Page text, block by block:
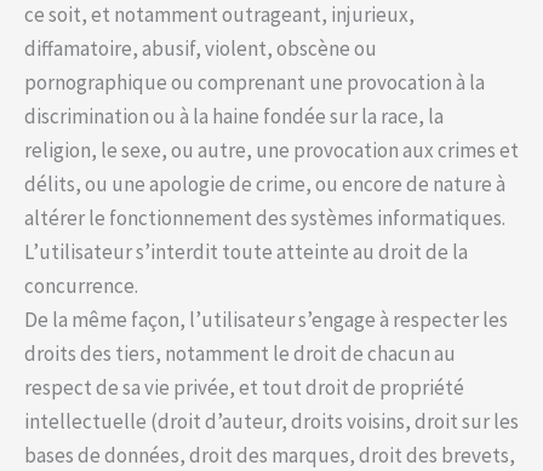
ce soit, et notamment outrageant, injurieux,
diffamatoire, abusif, violent, obscène ou
pornographique ou comprenant une provocation à la
discrimination ou à la haine fondée sur la race, la
religion, le sexe, ou autre, une provocation aux crimes et
délits, ou une apologie de crime, ou encore de nature à
altérer le fonctionnement des systèmes informatiques.
L’utilisateur s’interdit toute atteinte au droit de la
concurrence.
De la même façon, l’utilisateur s’engage à respecter les
droits des tiers, notamment le droit de chacun au
respect de sa vie privée, et tout droit de propriété
intellectuelle (droit d’auteur, droits voisins, droit sur les
bases de données, droit des marques, droit des brevets,